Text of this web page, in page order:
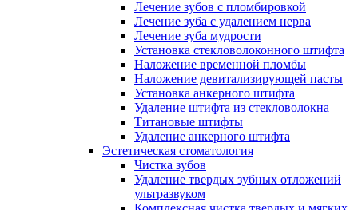
Лечение зубов с пломбировкой
Лечение зуба с удалением нерва
Лечение зуба мудрости
Установка стекловолоконного штифта
Наложение временной пломбы
Наложение девитализирующей пасты
Установка анкерного штифта
Удаление штифта из стекловолокна
Титановые штифты
Удаление анкерного штифта
Эстетическая стоматология
Чистка зубов
Удаление твердых зубных отложений
ультразвуком